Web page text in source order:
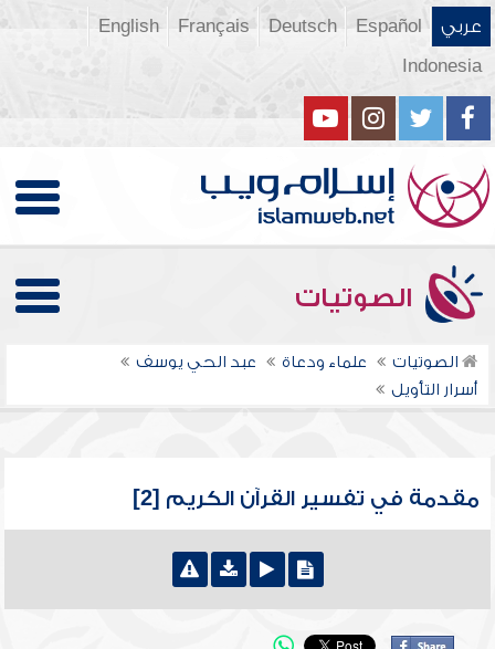
عربي Español
Deutsch
Français
English
Indonesia
الصوتيات
الصوتيات علماء ودعاة
عبد الحي يوسف
أسرار التأويل
مقدمة في تفسير القرآن الكريم [2]